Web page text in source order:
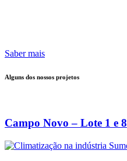
Saber mais
Alguns dos nossos projetos
Campo Novo – Lote 1 e 8